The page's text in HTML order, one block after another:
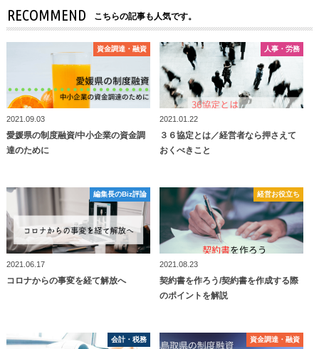
RECOMMEND こちらの記事も人気です。
資⾦調達・融資
資⾦調達・融資
2021.09.03
愛媛県の制度融資/中小企業の資金調
達のために
⼈事・労務
⼈事・労務
2021.01.22
３６協定とは／経営者なら押さえて
おくべきこと
編集長のBiz評論
編集長のBiz評論
2021.06.17
コロナからの事変を経て解放へ
経営お役立ち
経営お役立ち
2021.08.23
契約書を作ろう/契約書を作成する際
のポイントを解説
会計・税務
会計・税務 資⾦調達・融資
資⾦調達・融資